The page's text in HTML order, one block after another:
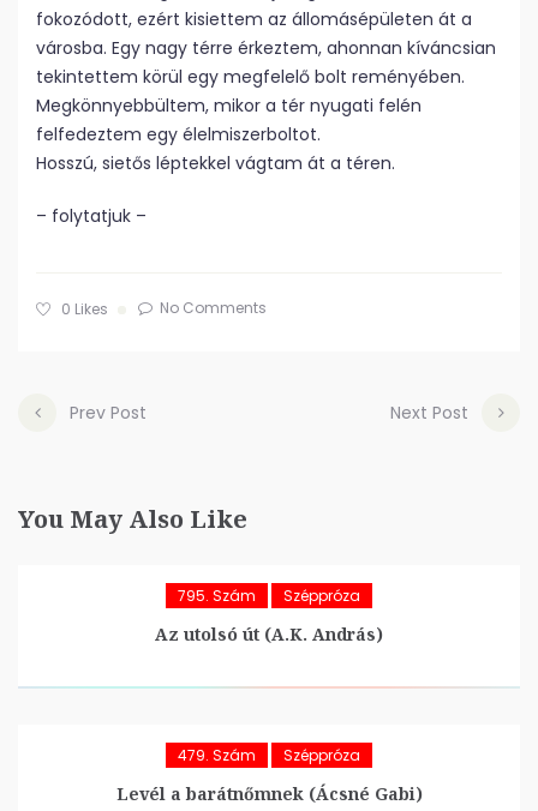
fokozódott, ezért kisiettem az állomásépületen át a
városba. Egy nagy térre érkeztem, ahonnan kíváncsian
tekintettem körül egy megfelelő bolt reményében.
Megkönnyebbültem, mikor a tér nyugati felén
felfedeztem egy élelmiszerboltot.
Hosszú, sietős léptekkel vágtam át a téren.
– folytatjuk –
0 Likes No Comments
Prev Post Next Post
You May Also Like
795. Szám Széppróza
Az utolsó út (A.K. András)
479. Szám Széppróza
Levél a barátnőmnek (Ácsné Gabi)